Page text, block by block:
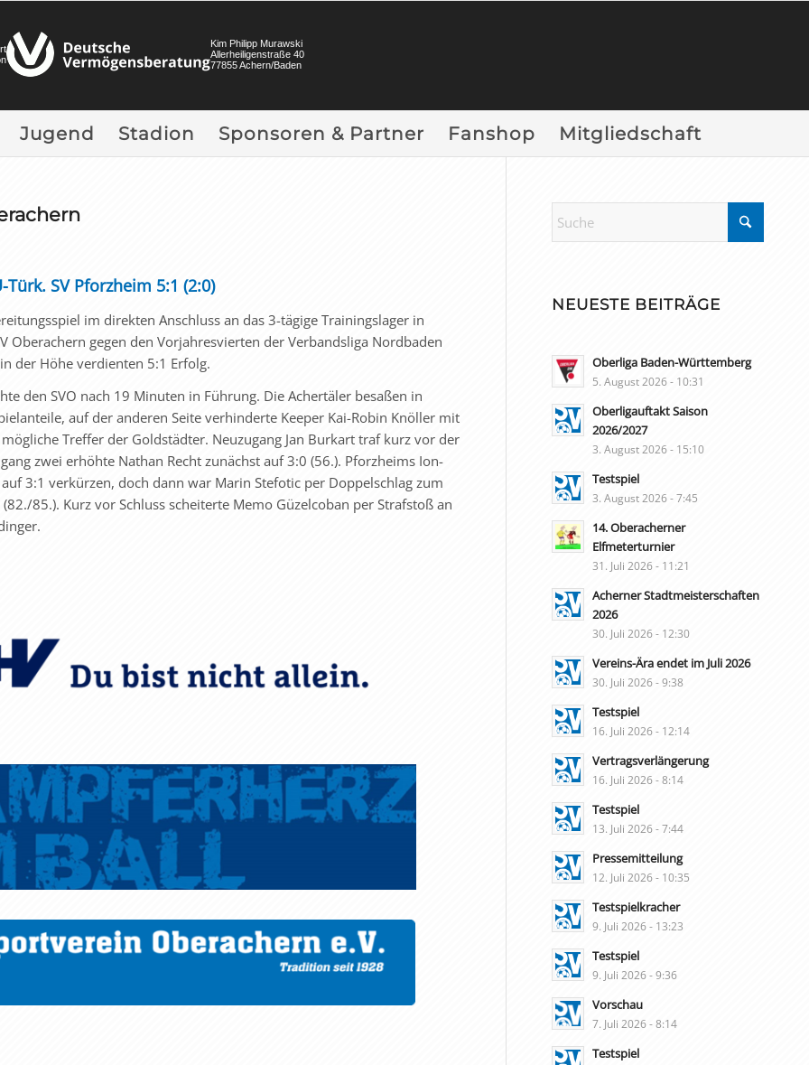
Kim Philipp Murawski
Allerheiligenstraße 40
77855 Achern/Baden
Jugend Stadion Sponsoren & Partner Fanshop Mitgliedschaft
Türk. SV Pforzheim 5:1 (2:0)
im direkten Anschluss an das 3-tägige Trainingslager in
Oberachern gegen den Vorjahresvierten der Verbandsliga Nordbaden
der Höhe verdienten 5:1 Erfolg.
den SVO nach 19 Minuten in Führung. Die Achertäler besaßen in
auf der anderen Seite verhinderte Keeper Kai-Robin Knöller mit
Treffer der Goldstädter. Neuzugang Jan Burkart traf kurz vor der
zwei erhöhte Nathan Recht zunächst auf 3:0 (56.). Pforzheims Ion-
3:1 verkürzen, doch dann war Marin Stefotic per Doppelschlag zum
85.). Kurz vor Schluss scheiterte Memo Güzelcoban per Strafstoß an
NEUESTE BEITRÄGE
Oberliga Baden-Württemberg
5. August 2026 - 10:31
Oberligauftakt Saison
2026/2027
3. August 2026 - 15:10
Testspiel
3. August 2026 - 7:45
14. Oberacherner
Elfmeterturnier
31. Juli 2026 - 11:21
Acherner Stadtmeisterschaften
2026
30. Juli 2026 - 12:30
Vereins-Ära endet im Juli 2026
30. Juli 2026 - 9:38
Testspiel
16. Juli 2026 - 12:14
Vertragsverlängerung
16. Juli 2026 - 8:14
Testspiel
13. Juli 2026 - 7:44
Pressemitteilung
12. Juli 2026 - 10:35
Testspielkracher
9. Juli 2026 - 13:23
Testspiel
9. Juli 2026 - 9:36
Vorschau
7. Juli 2026 - 8:14
Testspiel